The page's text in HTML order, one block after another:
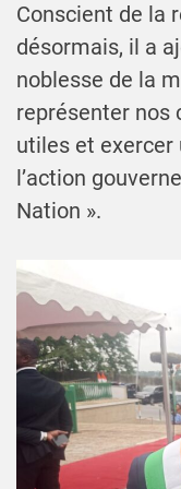
Conscient de la
désormais, il a
noblesse de la
représenter nos
utiles et exercer
l’action
Nation ».